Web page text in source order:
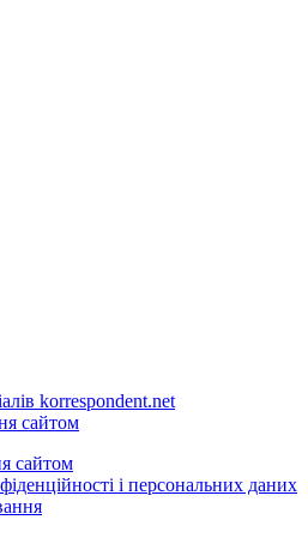
korrespondent.net
сайтом
сайтом
і персональних даних